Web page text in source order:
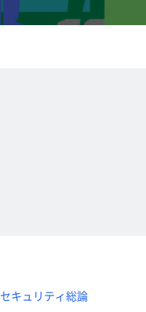
セキュリティ総論